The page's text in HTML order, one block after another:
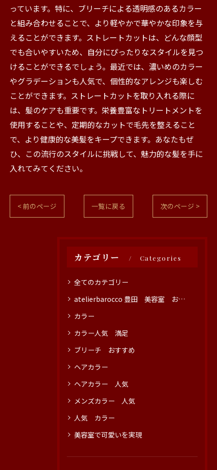
っています。特に、ブリーチによる透明感のあるカラー
と組み合わせることで、より軽やかで華やかな印象を与
えることができます。ストレートカットは、どんな顔型
でも合いやすいため、自分にぴったりなスタイルを見つ
けることができるでしょう。最近では、濃いめのカラー
やグラデーションも人気で、個性的なアレンジも楽しむ
ことができます。ストレートカットを取り入れる際に
は、髪のケアも重要です。栄養豊富なトリートメントを
使用することや、定期的なカットで毛先を整えること
で、より健康的な美髪をキープできます。あなたもぜ
ひ、この流行のスタイルに挑戦して、魅力的な髪を手に
入れてみてください。
< 前のページ 一覧に戻る 次のページ >
カテゴリー Categories
全てのカテゴリー
atelierbarocco 豊田 美容室 おすすめ
カラー
カラー人気 満足
ブリーチ おすすめ
ヘアカラー
ヘアカラー 人気
メンズカラー 人気
人気 カラー
美容室で可愛いを実現